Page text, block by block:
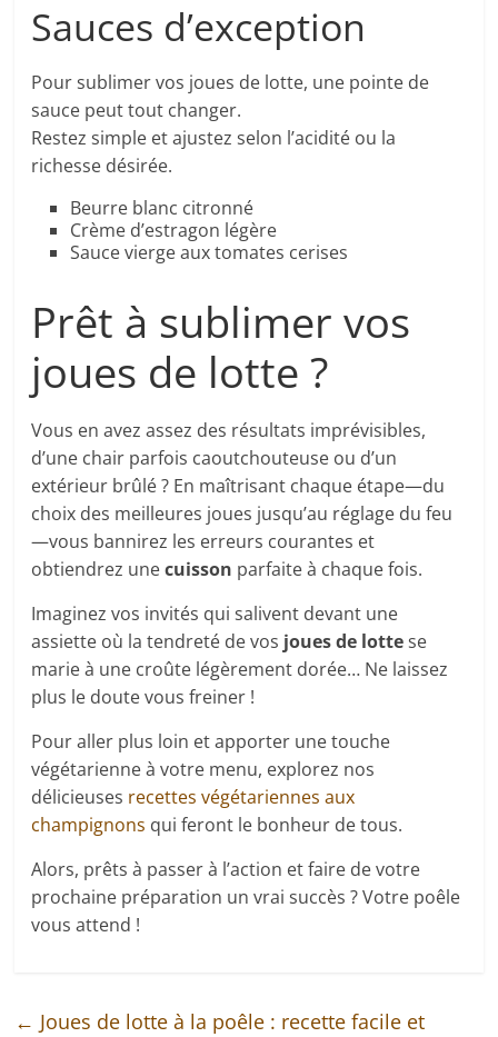
Sauces d’exception
Pour sublimer vos joues de lotte, une pointe de
sauce peut tout changer.
Restez simple et ajustez selon l’acidité ou la
richesse désirée.
Beurre blanc citronné
Crème d’estragon légère
Sauce vierge aux tomates cerises
Prêt à sublimer vos
joues de lotte ?
Vous en avez assez des résultats imprévisibles,
d’une chair parfois caoutchouteuse ou d’un
extérieur brûlé ? En maîtrisant chaque étape—du
choix des meilleures joues jusqu’au réglage du feu
—vous bannirez les erreurs courantes et
obtiendrez unecuisson parfaite à chaque fois.
Imaginez vos invités qui salivent devant une
assiette où la tendreté de vos joues de lottese
marie à une croûte légèrement dorée… Ne laissez
plus le doute vous freiner !
Pour aller plus loin et apporter une touche
végétarienne à votre menu, explorez nos
délicieuses recettes végétariennes aux
champignons qui feront le bonheur de tous.
Alors, prêts à passer à l’action et faire de votre
prochaine préparation un vrai succès ? Votre poêle
vous attend !
← Joues de lotte à la poêle : recette facile et